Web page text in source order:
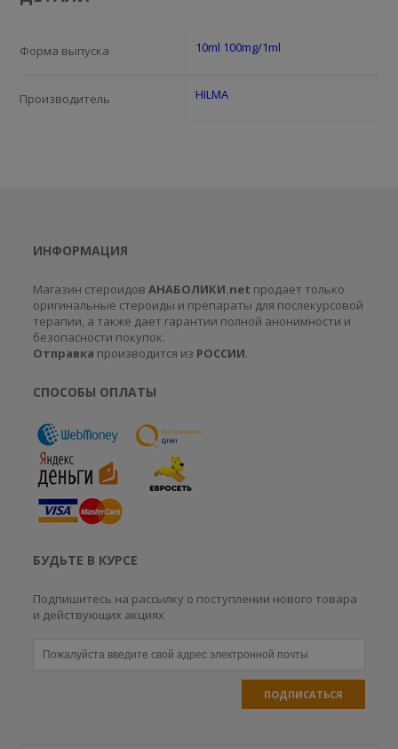
Форма выпуска 10ml 100mg/1ml
Производитель HILMA
ИНФОРМАЦИЯ
Магазин стероидовАНАБОЛИКИ.net продает только
оригинальные стероиды и препараты для послекурсовой
терапии, а также дает гарантии полной анонимности и
безопасности покупок.
Отправка производится из РОССИИ.
СПОСОБЫ ОПЛАТЫ
БУДЬТЕ В КУРСЕ
Подпишитесь на рассылку о поступлении нового товара
и действующих акциях